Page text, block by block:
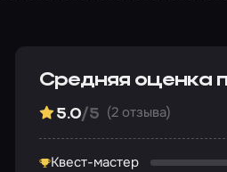
Средняя оценка
5.0/5 (2 отзыва)
Квест-мастер